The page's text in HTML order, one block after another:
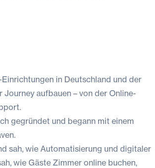
in Deutschland und der
aufbauen – von der Online-
gegründet und begann mit einem
sah, wie Automatisierung und digitaler
wie Gäste Zimmer online buchen,